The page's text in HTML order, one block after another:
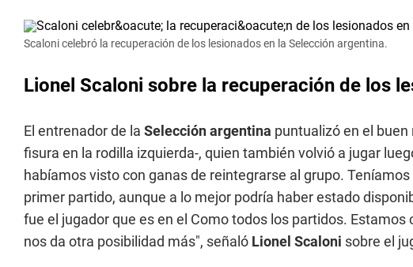
Scaloni celebró la recuperación de los lesionados en la Selección argentina.
Lionel Scaloni sobre la recuperación de los
El entrenador de la Selección argentina puntualizó en el
fisura en la rodilla izquierda-, quien también volvió a jugar
habíamos visto con ganas de reintegrarse al grupo.
primer partido, aunque a lo mejor podría haber estado
fue el jugador que es en el Como todos los partidos.
nos da otra posibilidad más", señaló Lionel Scaloni sobre el